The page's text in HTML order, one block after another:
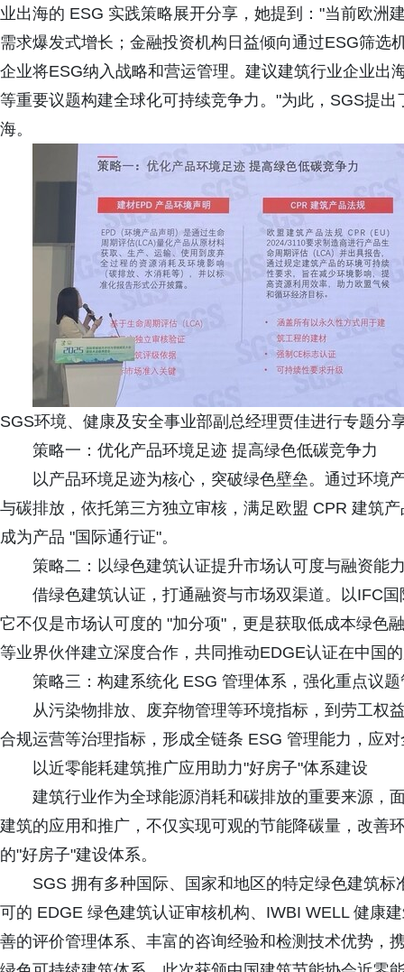
业出海的 ESG 实践策略展开分享，她提到："当前欧洲
需求爆发式增长；金融投资机构日益倾向通过ESG筛选
企业将ESG纳入战略和营运管理。建议建筑行业企业出
等重要议题构建全球化可持续竞争力。"为此，SGS提
海。
SGS环境、健康及安全事业部副总经理贾佳进行专题分
策略一：优化产品环境足迹 提高绿色低碳竞争力
以产品环境足迹为核心，突破绿色壁垒。通过环境
与碳排放，依托第三方独立审核，满足欧盟 CPR 建筑
成为产品 "国际通行证"。
策略二：以绿色建筑认证提升市场认可度与融资能
借绿色建筑认证，打通融资与市场双渠道。以IFC
它不仅是市场认可度的 "加分项"，更是获取低成本绿色
等业界伙伴建立深度合作，共同推动EDGE认证在中国
策略三：构建系统化 ESG 管理体系，强化重点议
从污染物排放、废弃物管理等环境指标，到劳工权
合规运营等治理指标，形成全链条 ESG 管理能力，应
以近零能耗建筑推广应用助力"好房子"体系建设
建筑行业作为全球能源消耗和碳排放的重要来源，
建筑的应用和推广，不仅实现可观的节能降碳量，改善
的"好房子"建设体系。
SGS 拥有多种国际、国家和地区的特定绿色建筑
可的 EDGE 绿色建筑认证审核机构、IWBI WELL 健康
善的评价管理体系、丰富的咨询经验和检测技术优势，